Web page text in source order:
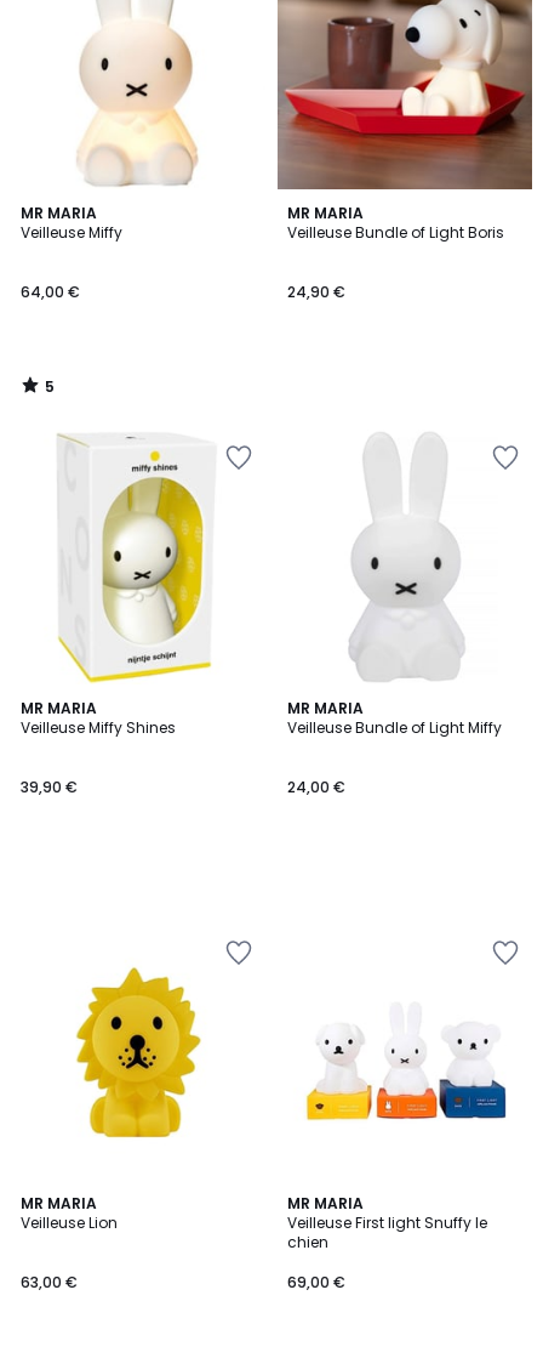
MR MARIA
Veilleuse Miffy
€.
64,00 €
5
/
5
/
MR MARIA
Veilleuse Bundle of Light Boris
24,90 €
MR MARIA
Veilleuse Miffy Shines
39,90 €
MR MARIA
Veilleuse Bundle of Light Miffy
24,00 €
MR MARIA
Veilleuse Lion
63,00 €
3
/
MR MARIA
Veilleuse First light Snuffy le
chien
69,00 €